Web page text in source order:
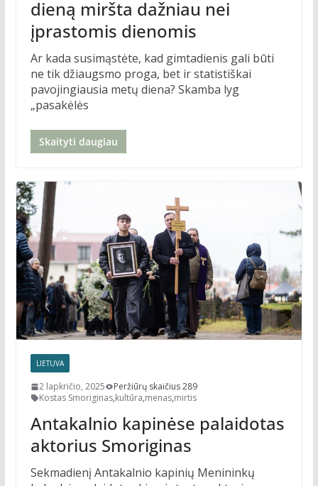
dieną miršta dažniau nei
įprastomis dienomis
Ar kada susimąstėte, kad gimtadienis gali būti
ne tik džiaugsmo proga, bet ir statistiškai
pavojingiausia metų diena? Skamba lyg
„pasakėlės
Skaityti daugiau
LIETUVA
2 lapkričio, 2025
Peržiūrų skaičius 289
Kostas Smoriginas,kultūra,menas,mirtis
Antakalnio kapinėse palaidotas
aktorius Smoriginas
Sekmadienį Antakalnio kapinių Menininkų